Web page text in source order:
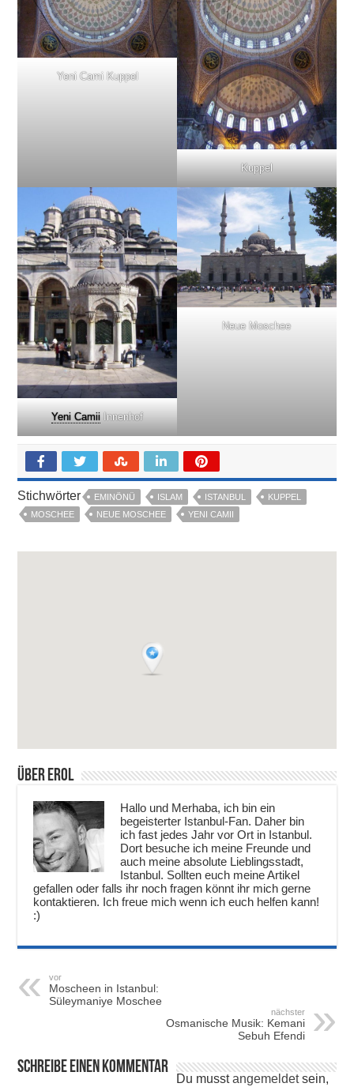
Yeni Cami Kuppel
Kuppel
Yeni Camii Innenhof
Neue Moschee
Stichwörter EMINÖNÜ ISLAM ISTANBUL
KUPPEL
MOSCHEE
NEUE MOSCHEE YENI CAMII
Über Erol
Hallo und Merhaba, ich bin ein
begeisterter Istanbul-Fan. Daher bin
ich fast jedes Jahr vor Ort in Istanbul.
Dort besuche ich meine Freunde und
auch meine absolute Lieblingsstadt,
Istanbul. Sollten euch meine Artikel
gefallen oder falls ihr noch fragen könnt ihr mich gerne
kontaktieren. Ich freue mich wenn ich euch helfen kann!
:)
vor
Moscheen in Istanbul:
Süleymaniye Moschee
nächster
Osmanische Musik: Kemani
Sebuh Efendi
Schreibe einen Kommentar
Du musstangemeldetsein,